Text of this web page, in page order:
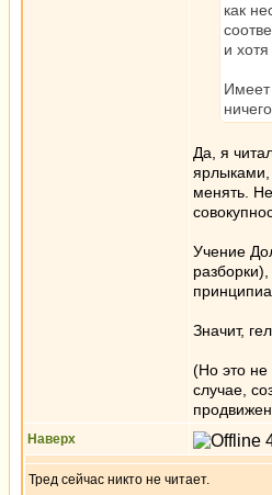
как
и
Да, я
ярлыками,
менять.
Учение
Значит,
(Но это
случае,
Наверх
Тред сейчас никто не читает.